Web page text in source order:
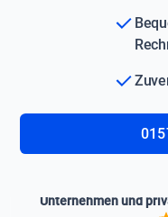
Unternehmen und